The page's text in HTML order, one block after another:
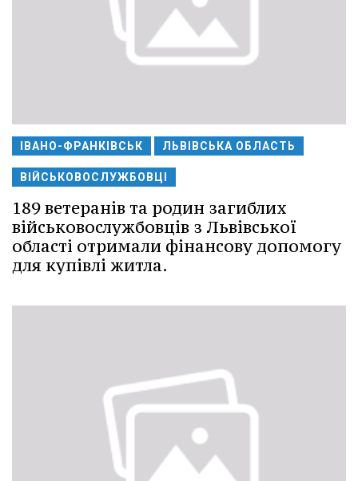
ІВАНО-ФРАНКІВСЬК ЛЬВІВСЬКА ОБЛАСТЬ
ВІЙСЬКОВОСЛУЖБОВЦІ
189 ветеранів та родин загиблих
військовослужбовців з Львівської
області отримали фінансову допомогу
для купівлі житла.